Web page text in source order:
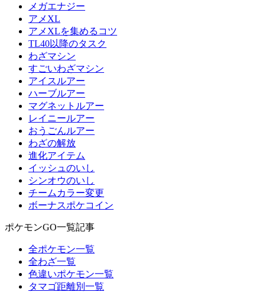
メガエナジー
アメXL
アメXLを集めるコツ
TL40以降のタスク
わざマシン
すごいわざマシン
アイスルアー
ハーブルアー
マグネットルアー
レイニールアー
おうごんルアー
わざの解放
進化アイテム
イッシュのいし
シンオウのいし
チームカラー変更
ボーナスポケコイン
ポケモンGO一覧記事
全ポケモン一覧
全わざ一覧
色違いポケモン一覧
タマゴ距離別一覧